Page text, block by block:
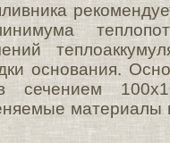
основания.
сечением
материалы